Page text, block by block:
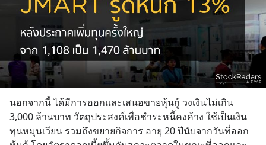
นอกจากนี้ ได้มีการออกและเสนอขายหุ้นกู้ วงเงินไม่เกิน
3,000 ล้านบาท วัตถุประสงค์เพื่อชำระหนี้คงค้าง ใช้เป็นเงิน
ทุนหมุนเวียน รวมถึงขยายกิจการ อายุ 20 ปีนับจากวันที่ออก